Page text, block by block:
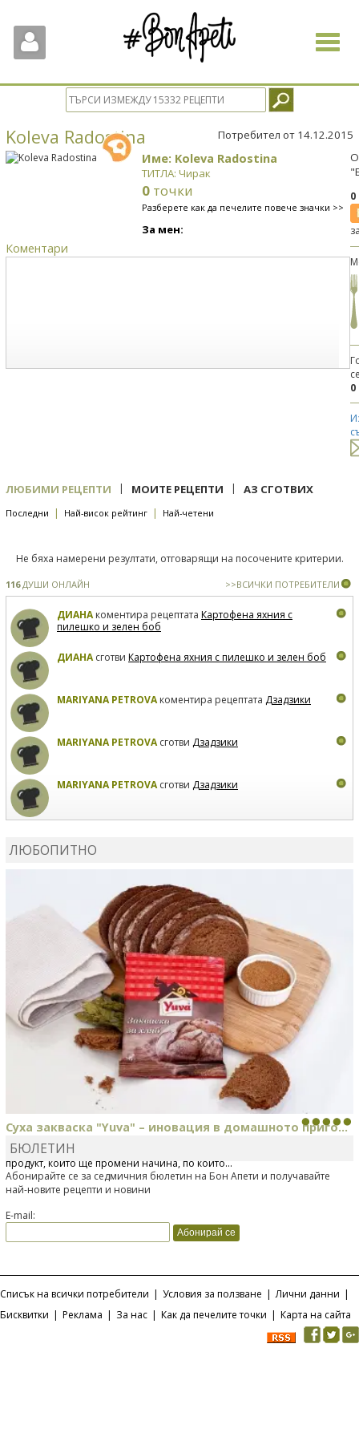
Toggle
Koleva Radostina Потребител от 14.12.2015
Име: Koleva Radostina
ТИТЛА: Чирак
0 точки
Разберете как да печелите повече значки >>
За мен:
Коментари
0
ЛЮБИМИ РЕЦЕПТИ | МОИТЕ РЕЦЕПТИ | АЗ СГОТВИХ
Последни | Най-висок рейтинг | Най-четени
Не бяха намерени резултати, отговарящи на посочените критерии.
116ДУШИ ОНЛАЙН >>ВСИЧКИ ПОТРЕБИТЕЛИ
ДИАНАкоментира рецептата Картофена яхния с
пилешко и зелен боб
ДИАНАсготви Картофена яхния с пилешко и зелен боб
MARIYANA PETROVAкоментира рецептата Дзадзики
MARIYANA PETROVAсготви Дзадзики
MARIYANA PETROVAсготви Дзадзики
ЛЮБОПИТНО
Суха закваска "Yuva" – иновация в домашното приго...
Отскоро Лесафр България стартира предлагането на изцяло нов
продукт, който ще промени начина, по който...
БЮЛЕТИН
Абонирайте се за седмичния бюлетин на Бон Апети и получавайте
най-новите рецепти и новини
E-mail:
Списък на всички потребители | Условия за ползване | Лични данни |
Бисквитки | Реклама | За нас | Как да печелите точки | Карта на сайта